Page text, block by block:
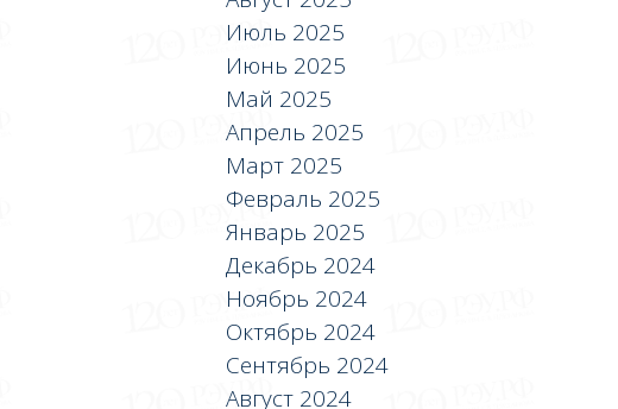
Июль 2025
Июнь 2025
Май 2025
Апрель 2025
Март 2025
Февраль 2025
Январь 2025
Декабрь 2024
Ноябрь 2024
Октябрь 2024
Сентябрь 2024
Август 2024